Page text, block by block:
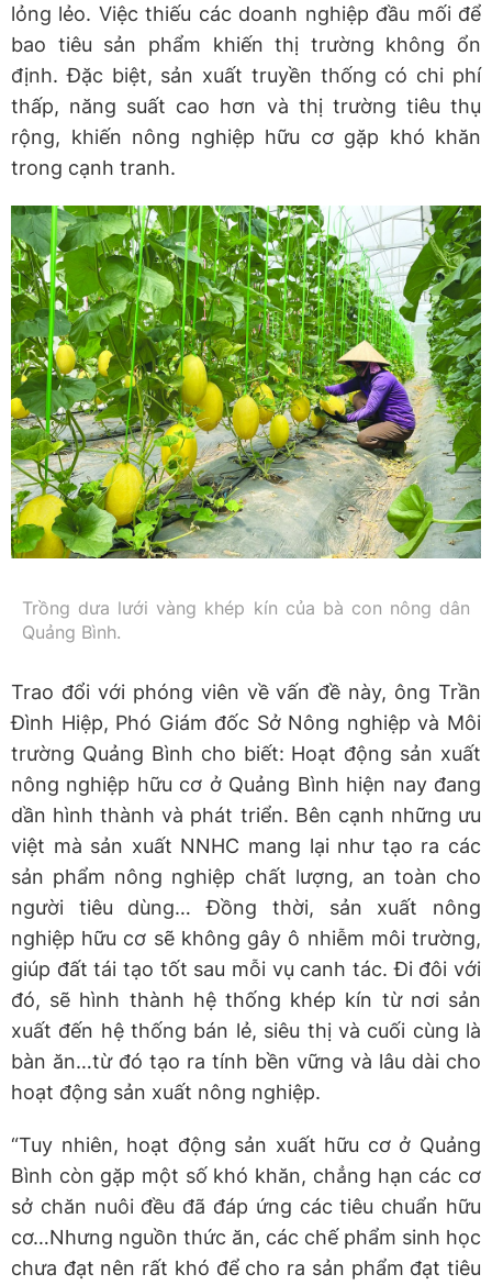
lỏng lẻo. Việc thiếu các doanh nghiệp đầu mối để
bao tiêu sản phẩm khiến thị trường không ổn
định. Đặc biệt, sản xuất truyền thống có chi phí
thấp, năng suất cao hơn và thị trường tiêu thụ
rộng, khiến nông nghiệp hữu cơ gặp khó khăn
trong cạnh tranh.
Trồng dưa lưới vàng khép kín của bà con nông dân
Quảng Bình.
Trao đổi với phóng viên về vấn đề này, ông Trần
Đình Hiệp, Phó Giám đốc Sở Nông nghiệp và Môi
trường Quảng Bình cho biết: Hoạt động sản xuất
nông nghiệp hữu cơ ở Quảng Bình hiện nay đang
dần hình thành và phát triển. Bên cạnh những ưu
việt mà sản xuất NNHC mang lại như tạo ra các
sản phẩm nông nghiệp chất lượng, an toàn cho
người tiêu dùng… Đồng thời, sản xuất nông
nghiệp hữu cơ sẽ không gây ô nhiễm môi trường,
giúp đất tái tạo tốt sau mỗi vụ canh tác. Đi đôi với
đó, sẽ hình thành hệ thống khép kín từ nơi sản
xuất đến hệ thống bán lẻ, siêu thị và cuối cùng là
bàn ăn…từ đó tạo ra tính bền vững và lâu dài cho
hoạt động sản xuất nông nghiệp.
“Tuy nhiên, hoạt động sản xuất hữu cơ ở Quảng
Bình còn gặp một số khó khăn, chẳng hạn các cơ
sở chăn nuôi đều đã đáp ứng các tiêu chuẩn hữu
cơ…Nhưng nguồn thức ăn, các chế phẩm sinh học
chưa đạt nên rất khó để cho ra sản phẩm đạt tiêu